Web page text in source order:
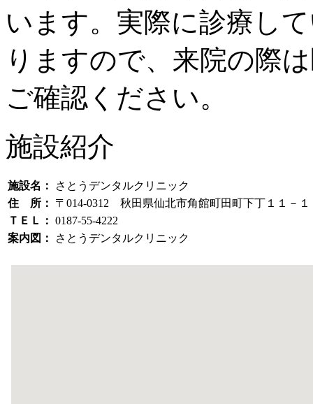
います。実際に診療し
りますので、来院の際
ご確認ください。
施設紹介
施設名：
さとうデンタルクリニック
住 所：
〒014-0312 秋田県仙北市角館町田町下丁１１－１
ＴＥＬ： 0187-55-4222
案内図：
さとうデンタルクリニック